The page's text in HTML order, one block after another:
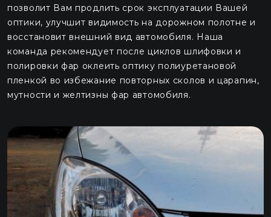
позволит Вам продлить срок эксплуатации Вашей
оптики, улучшит видимость на дорожном полотне и
восстановит внешний вид автомобиля. Наша
команда рекомендует после циклов шлифовки и
полировки фар оклеить оптику полиуретановой
пленкой во избежание повторных сколов и царапин,
мутности и желтизны фар автомобиля.